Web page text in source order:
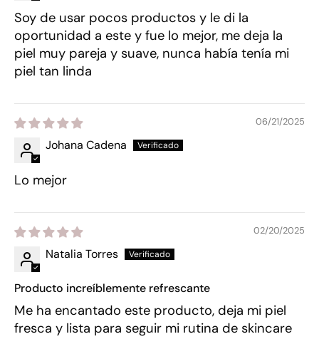
Soy de usar pocos productos y le di la
oportunidad a este y fue lo mejor, me deja la
piel muy pareja y suave, nunca había tenía mi
piel tan linda
06/21/2025
Johana Cadena
Lo mejor
02/20/2025
Natalia Torres
Producto increíblemente refrescante
Me ha encantado este producto, deja mi piel
fresca y lista para seguir mi rutina de skincare